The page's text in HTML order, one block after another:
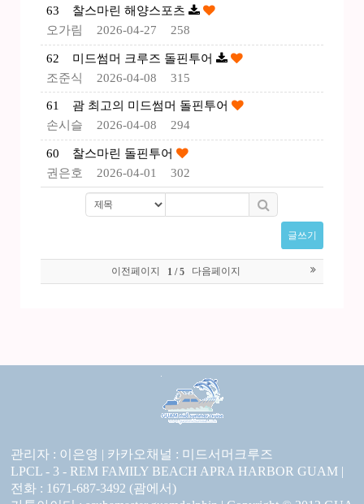
63
찰스마린 해양스포츠
오가림
2026-04-27 258
62
미드썸머 크루즈 돌핀투어
조준식
2026-04-08 315
61
괌 최고의 미드썸머 돌핀투어
손시슬
2026-04-08 294
60
찰스마린 돌핀투어
권은호
2026-04-01 302
글쓰기
이전페이지 1 / 5 다음페이지
관리자 : 이은영 | 카카오채널 : 미드서머크루즈
LPCL - 3 - REM FAMILY BEACH APRA HARBOR GUAM |
전화 : 1671-687-3492 (괌에서)